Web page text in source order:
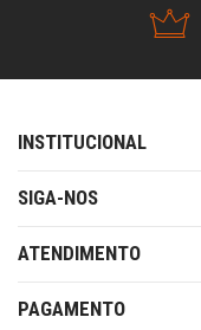
INSTITUCIONAL
SIGA-NOS
ATENDIMENTO
PAGAMENTO